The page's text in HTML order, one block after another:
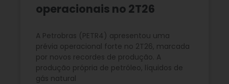
operacionais no 2T26
A Petrobras (PETR4) apresentou uma
prévia operacional forte no 2T26, marcada
por novos recordes de produção. A
produção própria de petróleo, líquidos de
gás natural